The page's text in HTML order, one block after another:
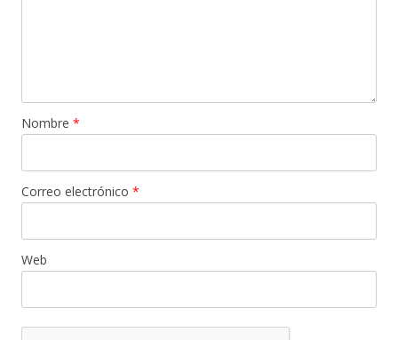
Nombre *
Correo electrónico *
Web